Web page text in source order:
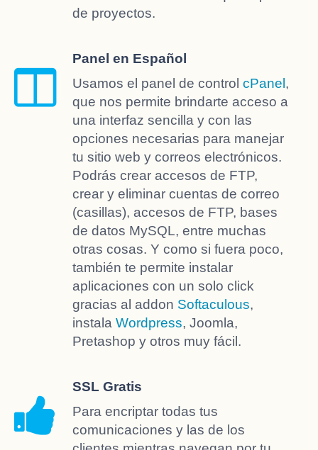
de proyectos.
Panel en Español
Usamos el panel de control cPanel ,
que nos permite brindarte acceso a
una interfaz sencilla y con las
opciones necesarias para manejar
tu sitio web y correos electrónicos.
Podrás crear accesos de FTP,
crear y eliminar cuentas de correo
(casillas), accesos de FTP, bases
de datos MySQL, entre muchas
otras cosas. Y como si fuera poco,
también te permite instalar
aplicaciones con un solo click
gracias al addon Softaculous,
instala Wordpress, Joomla,
Pretashop y otros muy fácil.
SSL Gratis
Para encriptar todas tus
comunicaciones y las de los